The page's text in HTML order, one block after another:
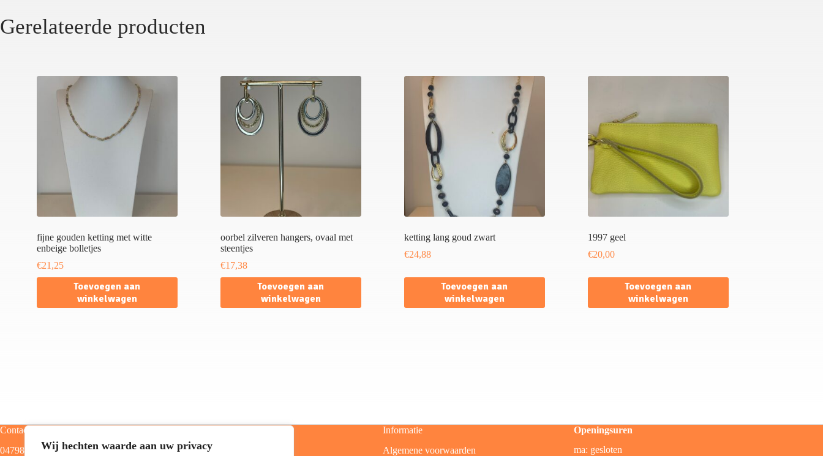
Wij hechten waarde aan uw privacy
Gerelateerde producten
fijne gouden ketting met witte
enbeige bolletjes
€21,25
Toevoegen aan
winkelwagen
oorbel zilveren hangers, ovaal met
steentjes
€17,38
Toevoegen aan
winkelwagen
ketting lang goud zwart
€24,88
Toevoegen aan
winkelwagen
1997 geel
€20,00
Toevoegen aan
winkelwagen
Contact
0479805129
Home
Informatie
Algemene voorwaarden
Openingsuren
ma: gesloten